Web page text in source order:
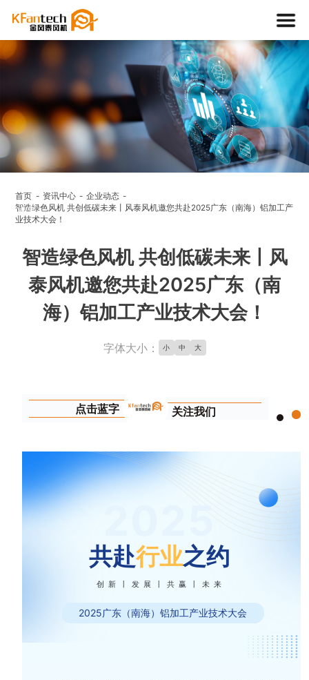
NEWS
首页 资讯中心
企业动态
智造绿色风机 共创低碳未来丨风泰风机邀您共赴2025广东（南海）铝加工产
业技术大会！
智造绿色风机 共创低碳未来丨风
泰风机邀您共赴2025广东（南
海）铝加工产业技术大会！
字体大小： 小 中 大
点击蓝字 关注我们
创新丨发展丨共赢丨未来
2025广东（南海）铝加工产业技术大会
共赴行业之约